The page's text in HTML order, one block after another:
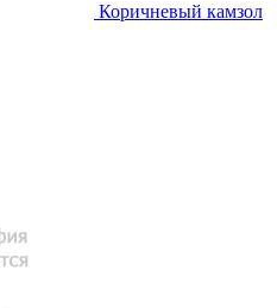
Коричневый камзол